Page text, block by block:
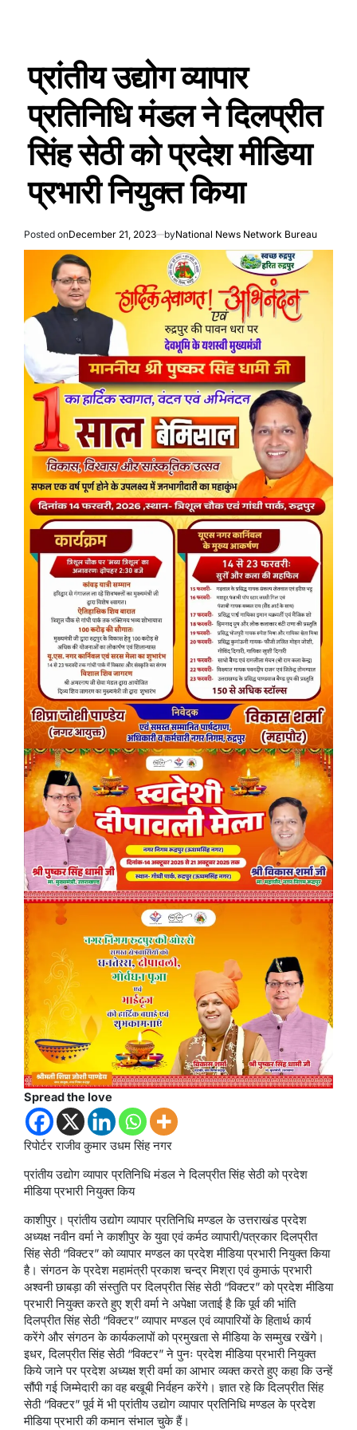
प्रांतीय उद्योग व्यापार
प्रतिनिधि मंडल ने दिलप्रीत
सिंह सेठी को प्रदेश मीडिया
प्रभारी नियुक्त किया
Posted onDecember 21, 2023 byNational News Network Bureau
Spread the love
रिपोर्टर राजीव कुमार उधम सिंह नगर
प्रांतीय उद्योग व्यापार प्रतिनिधि मंडल ने दिलप्रीत सिंह सेठी को प्रदेश
मीडिया प्रभारी नियुक्त किय
काशीपुर। प्रांतीय उद्योग व्यापार प्रतिनिधि मण्डल के उत्तराखंड प्रदेश
अध्यक्ष नवीन वर्मा ने काशीपुर के युवा एवं कर्मठ व्यापारी/पत्रकार दिलप्रीत
सिंह सेठी “विक्टर” को व्यापार मण्डल का प्रदेश मीडिया प्रभारी नियुक्त किया
है। संगठन के प्रदेश महामंत्री प्रकाश चन्द्र मिश्रा एवं कुमाऊं प्रभारी
अश्वनी छाबड़ा की संस्तुति पर दिलप्रीत सिंह सेठी “विक्टर” को प्रदेश मीडिया
प्रभारी नियुक्त करते हुए श्री वर्मा ने अपेक्षा जताई है कि पूर्व की भांति
दिलप्रीत सिंह सेठी “विक्टर” व्यापार मण्डल एवं व्यापारियों के हितार्थ कार्य
करेंगे और संगठन के कार्यकलापों को प्रमुखता से मीडिया के सम्मुख रखेंगे।
इधर, दिलप्रीत सिंह सेठी “विक्टर” ने पुनः प्रदेश मीडिया प्रभारी नियुक्त
किये जाने पर प्रदेश अध्यक्ष श्री वर्मा का आभार व्यक्त करते हुए कहा कि उन्हें
सौंपी गई जिम्मेदारी का वह बखूबी निर्वहन करेंगे। ज्ञात रहे कि दिलप्रीत सिंह
सेठी “विक्टर” पूर्व में भी प्रांतीय उद्योग व्यापार प्रतिनिधि मण्डल के प्रदेश
मीडिया प्रभारी की कमान संभाल चुके हैं।